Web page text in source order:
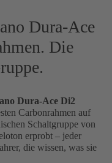
Dura-Ace
Die
Dura-Ace Di2
Carbonrahmen auf
Schaltgruppe von
erprobt – jeder
die wissen, was sie